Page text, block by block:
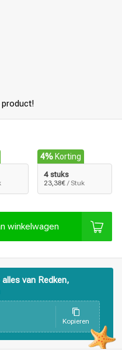
4%Korting
4 stuks
23,38€ / Stuk
winkelwagen
van Redken,
Kopieren